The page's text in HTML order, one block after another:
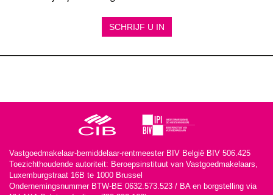
SCHRIJF U IN
Vastgoedmakelaar-bemiddelaar-rentmeester BIV België BIV 506.425
Toezichthoudende autoriteit: Beroepsinstituut van Vastgoedmakelaars,
Luxemburgstraat 16B te 1000 Brussel
Ondernemingsnummer BTW-BE 0632.573.523 / BA en borgstelling via